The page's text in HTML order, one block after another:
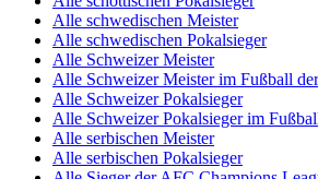
Alle schwedischen Meister
Alle schwedischen Pokalsieger
Alle Schweizer Meister
Alle Schweizer Meister im Fußball
Alle Schweizer Pokalsieger
Alle Schweizer Pokalsieger im
Alle serbischen Meister
Alle serbischen Pokalsieger